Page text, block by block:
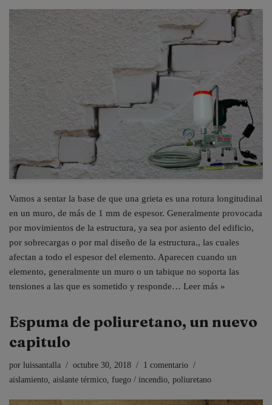
Vamos a sentar la base de que una grieta es una rotura longitudinal
en un muro, de más de 1 mm de espesor. Generalmente provocada
por movimientos de la estructura, ya sea por asiento del edificio,
por sobrecargas o por mal diseño de la estructura., las cuales
afectan a todo el espesor del elemento. Aparecen cuando un
elemento, generalmente un muro o un tabique no soporta las
tensiones a las que es sometido y responde… Leer más »
Espuma de poliuretano, un nuevo
capitulo
por luissantalla octubre 30, 2018
1 comentario
aislamiento aislante térmico fuego / incendio poliuretano